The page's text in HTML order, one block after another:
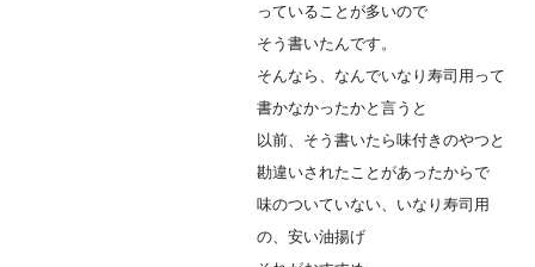
っていることが多いので
そう書いたんです。
そんなら、なんでいなり寿司用って
書かなかったかと言うと
以前、そう書いたら味付きのやつと
勘違いされたことがあったからで
味のついていない、いなり寿司用
の、安い油揚げ